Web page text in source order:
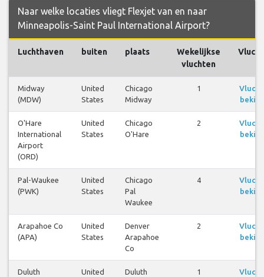
Naar welke locaties vliegt Flexjet van en naar
Minneapolis-Saint Paul International Airport?
Luchthaven buiten plaats
Wekelijkse
vluchten
Midway
(MDW)
United
States
Chicago
Midway
1
O'Hare
International
Airport
(ORD)
United
States
Chicago
O'Hare
2
Pal-Waukee
(PWK)
United
States
Chicago
Pal
Waukee
4
Arapahoe Co
(APA)
United
States
Denver
Arapahoe
Co
2
Duluth
United
Duluth 1